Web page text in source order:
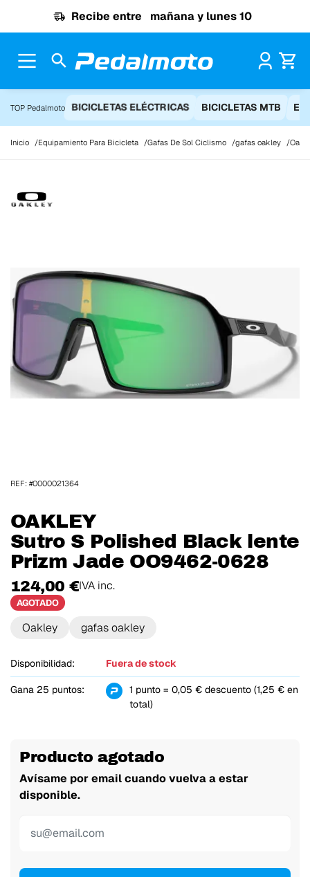
Recibe entre mañana y lunes 10
TOP Pedalmoto BICICLETAS ELÉCTRICAS BICICLETAS MTB
Inicio Equipamiento Para Bicicleta Gafas De Sol Ciclismo gafas oakley
OAKLEY
Sutro S Polished Black lente
Prizm Jade OO9462-0628
124,00 €IVA inc.
AGOTADO
Oakley gafas oakley
Disponibilidad: Fuera de stock
Gana 25 puntos:
1 punto = 0,05 € descuento (1,25 € en
total)
Producto agotado
Avísame por email cuando vuelva a estar
disponible.
REF: #0000021364